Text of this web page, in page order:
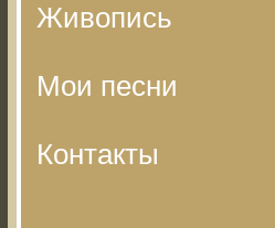
Живопись
Мои песни
Контакты